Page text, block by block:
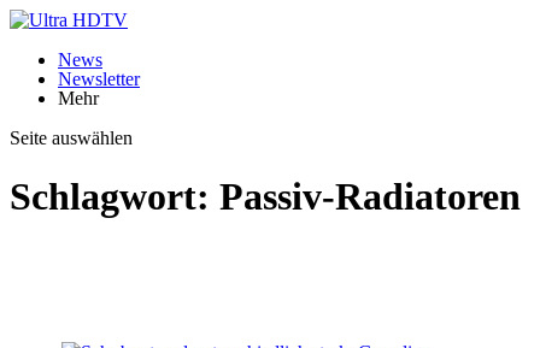
News
Newsletter
Mehr
Seite auswählen
Schlagwort: Passiv-Radiatoren